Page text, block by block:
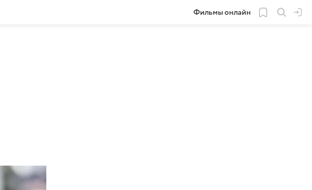
Фильмы онлайн